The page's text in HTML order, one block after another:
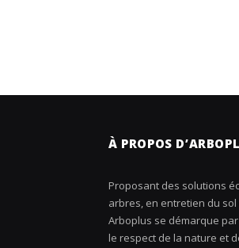
À PROPOS
Proposant des solutions
arbres, en entretien du
Arboplus se démarque
le respect de la nature et